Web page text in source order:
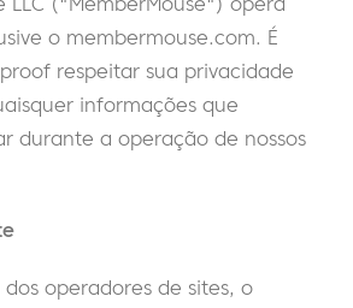
o membermouse.com. É
respeitar sua privacidade
informações que
durante a operação de nossos
operadores de sites, o